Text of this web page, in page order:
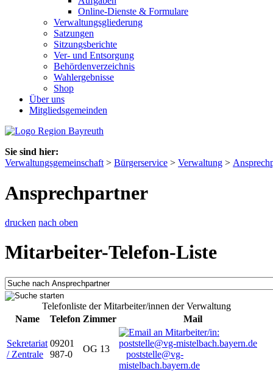
Online-Dienste & Formulare
Verwaltungsgliederung
Satzungen
Sitzungsberichte
Ver- und Entsorgung
Behördenverzeichnis
Wahlergebnisse
Shop
Über uns
Mitgliedsgemeinden
Sie sind hier:
Verwaltungsgemeinschaft > Bürgerservice > Verwaltung >
Ansprechpartner
drucken nach oben
Mitarbeiter-Telefon-Liste
Telefonliste der Mitarbeiter/innen der Verwaltung
Name
Telefon Zimmer Mail
Sekretariat
/ Zentrale
09201
987-0
OG 13
poststelle@vg-
mistelbach.bayern.de